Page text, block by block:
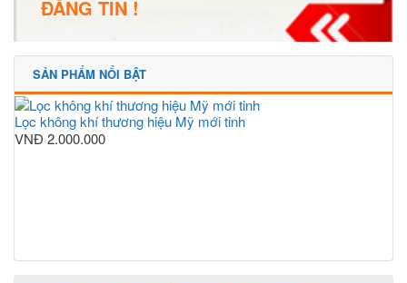
ĐĂNG TIN !
SẢN PHẨM NỔI BẬT
Lọc không khí thương hiệu Mỹ mới tinh
VNĐ 2.000.000